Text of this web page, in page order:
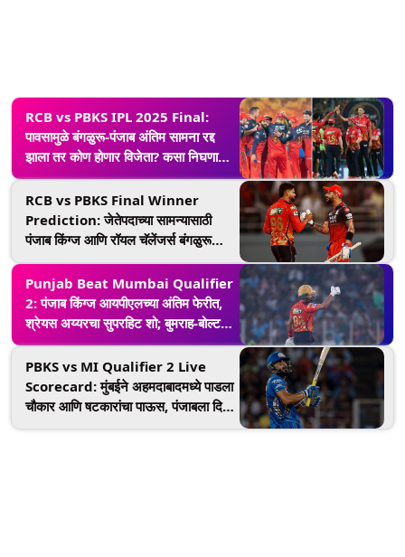
RCB vs PBKS IPL 2025 Final:
पावसामुळे बंगळुरू-पंजाब अंतिम सामना रद्द
झाला तर कोण होणार विजेता? कसा निघणार
सामन्याचा निकाल
RCB vs PBKS Final Winner
Prediction: जेतेपदाच्या सामन्यासाठी
पंजाब किंग्ज आणि रॉयल चॅलेंजर्स बंगळुरू
यांच्यात होणार जोरदार लढत, सामना सुरू
होण्यापूर्वी जाणून घ्या कोणता संघ जिंकू शकतो
Punjab Beat Mumbai Qualifier
2: पंजाब किंग्ज आयपीएलच्या अंतिम फेरीत,
श्रेयस अय्यरचा सुपरहिट शो; बुमराह-बोल्ट
ठरले फ्लाॅप
PBKS vs MI Qualifier 2 Live
Scorecard: मुंबईने अहमदाबादमध्ये पाडला
चौकार आणि षटकारांचा पाऊस, पंजाबला दिले